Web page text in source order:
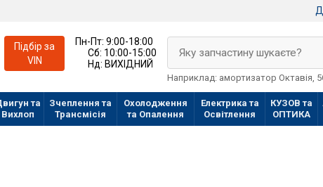
Підбір за
VIN
Пн-Пт:9:00-18:00
Сб: 10:00-15:00
Нд: ВИХІДНИЙ
Яку запчастину шукаєте?
Наприклад: амортизатор Октавія,
та
Вихлоп
Зчеплення та
Трансмісія
Охолодження
та Опалення
Електрика та
Освітлення
КУЗОВ та
ОПТИКА